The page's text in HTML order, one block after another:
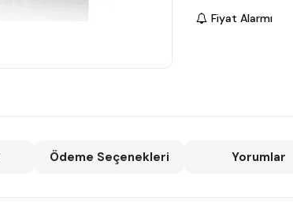
Fiyat Alarmı
Ödeme Seçenekleri Yorumlar